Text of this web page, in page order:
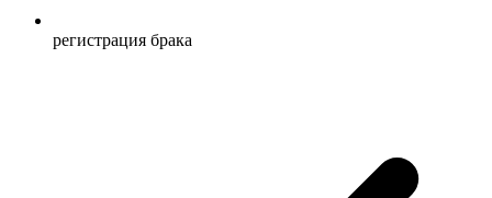
регистрация брака